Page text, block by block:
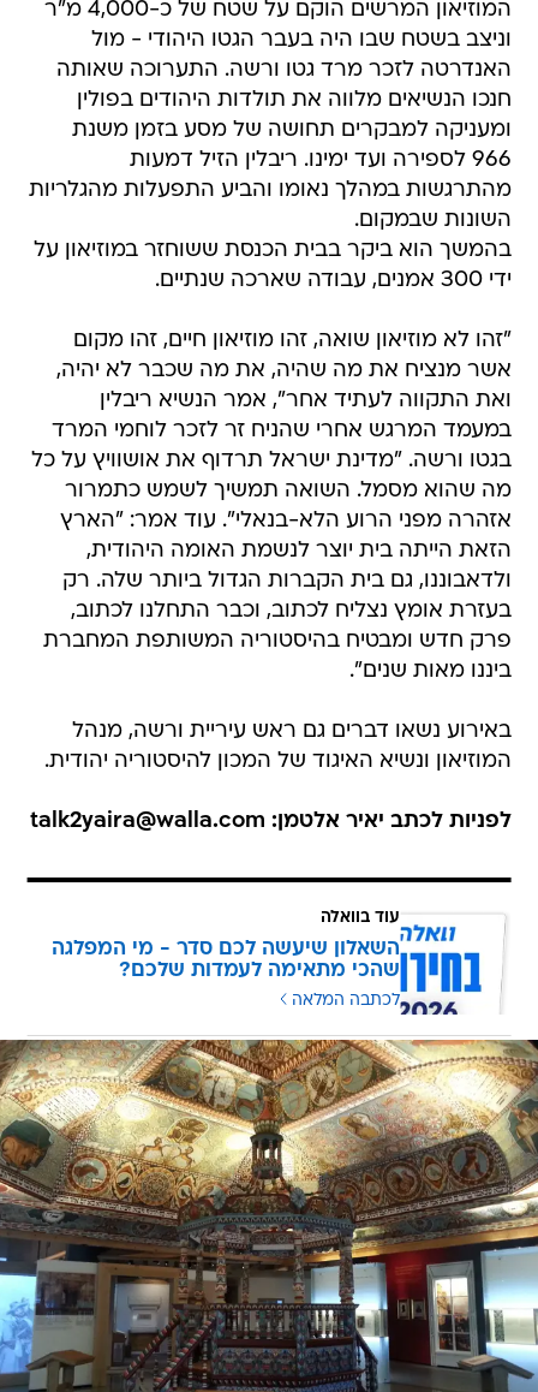
המוזיאון המרשים הוקם על שטח של כ-4,000 מ"ר
וניצב בשטח שבו היה בעבר הגטו היהודי - מול
האנדרטה לזכר מרד גטו ורשה. התערוכה שאותה
חנכו הנשיאים מלווה את תולדות היהודים בפולין
ומעניקה למבקרים תחושה של מסע בזמן משנת
966 לספירה ועד ימינו. ריבלין הזיל דמעות
מהתרגשות במהלך נאומו והביע התפעלות מהגלריות
השונות שבמקום.
בהמשך הוא ביקר בבית הכנסת ששוחזר במוזיאון על
ידי 300 אמנים, עבודה שארכה שנתיים.
"זהו לא מוזיאון שואה, זהו מוזיאון חיים, זהו מקום
אשר מנציח את מה שהיה, את מה שכבר לא יהיה,
ואת התקווה לעתיד אחר", אמר הנשיא ריבלין
במעמד המרגש אחרי שהניח זר לזכר לוחמי המרד
בגטו ורשה. "מדינת ישראל תרדוף את אושוויץ על כל
מה שהוא מסמל. השואה תמשיך לשמש כתמרור
אזהרה מפני הרוע הלא-בנאלי". עוד אמר: "הארץ
הזאת הייתה בית יוצר לנשמת האומה היהודית,
ולדאבוננו, גם בית הקברות הגדול ביותר שלה. רק
בעזרת אומץ נצליח לכתוב, וכבר התחלנו לכתוב,
פרק חדש ומבטיח בהיסטוריה המשותפת המחברת
ביננו מאות שנים".
באירוע נשאו דברים גם ראש עיריית ורשה, מנהל
המוזיאון ונשיא האיגוד של המכון להיסטוריה יהודית.
לפניות לכתב יאיר אלטמן: talk2yaira@walla.com
עוד בוואלה
השאלון שיעשה לכם סדר - מי המפלגה
שהכי מתאימה לעמדות שלכם?
לכתבה המלאה